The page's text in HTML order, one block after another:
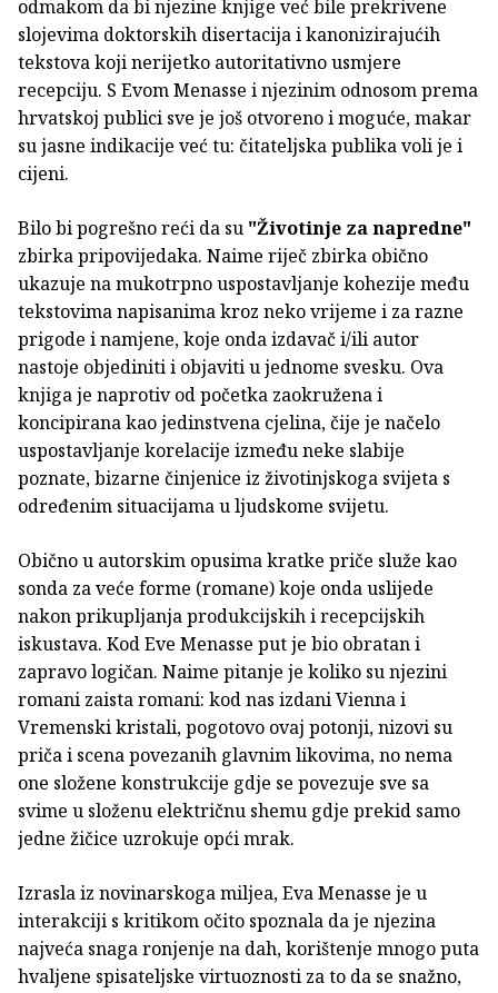
odmakom da bi njezine knjige već bile prekrivene
slojevima doktorskih disertacija i kanonizirajućih
tekstova koji nerijetko autoritativno usmjere
recepciju. S Evom Menasse i njezinim odnosom prema
hrvatskoj publici sve je još otvoreno i moguće, makar
su jasne indikacije već tu: čitateljska publika voli je i
cijeni.
Bilo bi pogrešno reći da su "Životinje za napredne"
zbirka pripovijedaka. Naime riječ zbirka obično
ukazuje na mukotrpno uspostavljanje kohezije među
tekstovima napisanima kroz neko vrijeme i za razne
prigode i namjene, koje onda izdavač i/ili autor
nastoje objediniti i objaviti u jednome svesku. Ova
knjiga je naprotiv od početka zaokružena i
koncipirana kao jedinstvena cjelina, čije je načelo
uspostavljanje korelacije između neke slabije
poznate, bizarne činjenice iz životinjskoga svijeta s
određenim situacijama u ljudskome svijetu.
Obično u autorskim opusima kratke priče služe kao
sonda za veće forme (romane) koje onda uslijede
nakon prikupljanja produkcijskih i recepcijskih
iskustava. Kod Eve Menasse put je bio obratan i
zapravo logičan. Naime pitanje je koliko su njezini
romani zaista romani: kod nas izdani Vienna i
Vremenski kristali, pogotovo ovaj potonji, nizovi su
priča i scena povezanih glavnim likovima, no nema
one složene konstrukcije gdje se povezuje sve sa
svime u složenu električnu shemu gdje prekid samo
jedne žičice uzrokuje opći mrak.
Izrasla iz novinarskoga miljea, Eva Menasse je u
interakciji s kritikom očito spoznala da je njezina
najveća snaga ronjenje na dah, korištenje mnogo puta
hvaljene spisateljske virtuoznosti za to da se snažno,